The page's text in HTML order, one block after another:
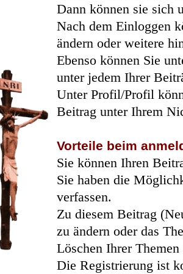
Dann können sie sich
Nach dem Einloggen
ändern oder weitere
Ebenso können Sie
unter jedem Ihrer
Unter Profil/Profil
Beitrag unter Ihrem
Vorteile beim
Sie können Ihren
Sie haben die
verfassen.
Zu diesem Beitrag
zu ändern oder das
Löschen Ihrer
Die Registrierung ist